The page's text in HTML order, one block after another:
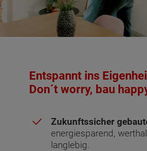
Entspannt ins
Don´t worry, bau
Zukunftssicher
energiesparend,
langlebig.